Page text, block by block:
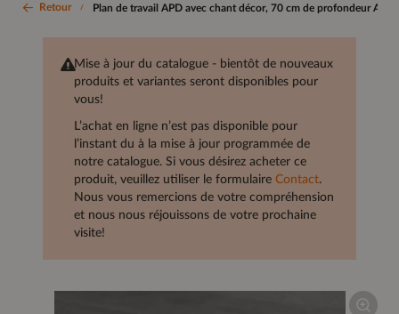
Retour Plan de travail APD avec chant décor, 70 cm de profondeur
Mise à jour du catalogue - bientôt de nouveaux
produits et variantes seront disponibles pour
vous!
L’achat en ligne n’est pas disponible pour
l’instant du à la mise à jour programmée de
notre catalogue. Si vous désirez acheter ce
produit, veuillez utiliser le formulaire Contact.
Nous vous remercions de votre compréhension
et nous nous réjouissons de votre prochaine
visite!